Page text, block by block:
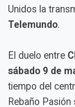
Unidos la
Telemundo.
El duelo entre
sábado 9 de
tiempo del
Rebaño